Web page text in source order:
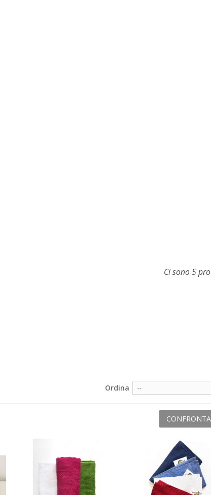
Ci sono 5
Ordina --